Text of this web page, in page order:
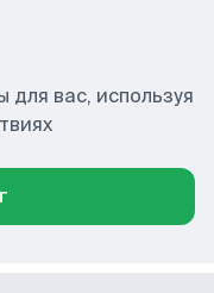
вас, используя